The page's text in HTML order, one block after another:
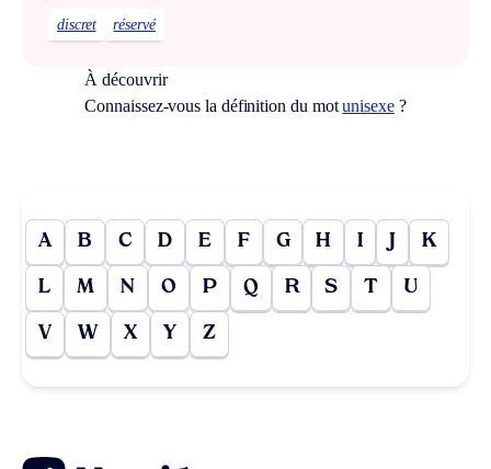
discret réservé
À découvrir
Connaissez-vous la définition du motunisexe?
A B C D E F G H I J K
L M N O P Q R S T U
V W X Y Z